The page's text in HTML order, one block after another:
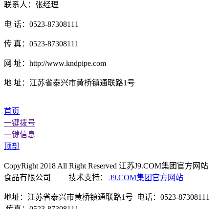
联系人：张经理
电 话：0523-87308111
传 真：0523-87308111
网 址：http://www.kndpipe.com
地 址：江苏省泰兴市黄桥镇通联路1号
首页
一键拨号
一键信息
顶部
CopyRight 2018 All Right Reserved 江苏J9.COM集团官方网站
食品有限公司 技术支持： J9.COM集团官方网站
地址：江苏省泰兴市黄桥镇通联路1号 电话：0523-87308111